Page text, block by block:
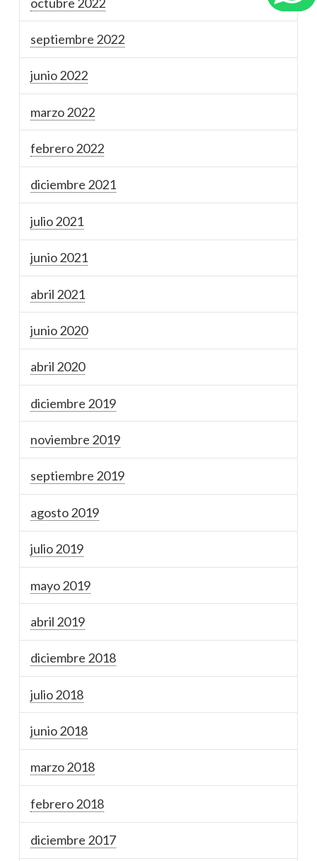
septiembre 2022
junio 2022
marzo 2022
febrero 2022
diciembre 2021
julio 2021
junio 2021
abril 2021
junio 2020
abril 2020
diciembre 2019
noviembre 2019
septiembre 2019
agosto 2019
julio 2019
mayo 2019
abril 2019
diciembre 2018
julio 2018
junio 2018
marzo 2018
febrero 2018
diciembre 2017